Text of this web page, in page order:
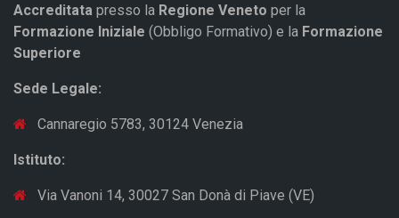
Accreditata presso la Regione Veneto per la
Formazione Iniziale (Obbligo Formativo) e la Formazione
Superiore
Sede Legale:
Cannaregio 5783, 30124 Venezia
Istituto:
Via Vanoni 14, 30027 San Donà di Piave (VE)